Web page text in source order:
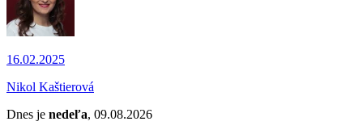
16.02.2025
Nikol Kaštierová
Dnes je nedeľa, 09.08.2026